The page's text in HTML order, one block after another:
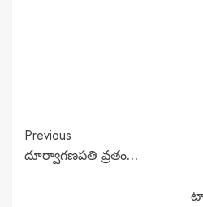
Continue
Reading
Previous
దూర్వాగణపతి వ్రతం…